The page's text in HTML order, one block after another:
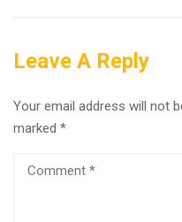
Leave A Reply
Your email address will not
marked *